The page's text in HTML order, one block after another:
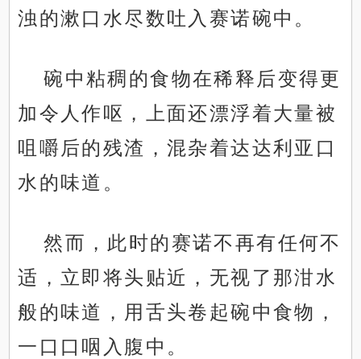
浊的漱口水尽数吐入赛诺碗中。
碗中粘稠的食物在稀释后变得更
加令人作呕，上面还漂浮着大量被
咀嚼后的残渣，混杂着达达利亚口
水的味道。
然而，此时的赛诺不再有任何不
适，立即将头贴近，无视了那泔水
般的味道，用舌头卷起碗中食物，
一口口咽入腹中。